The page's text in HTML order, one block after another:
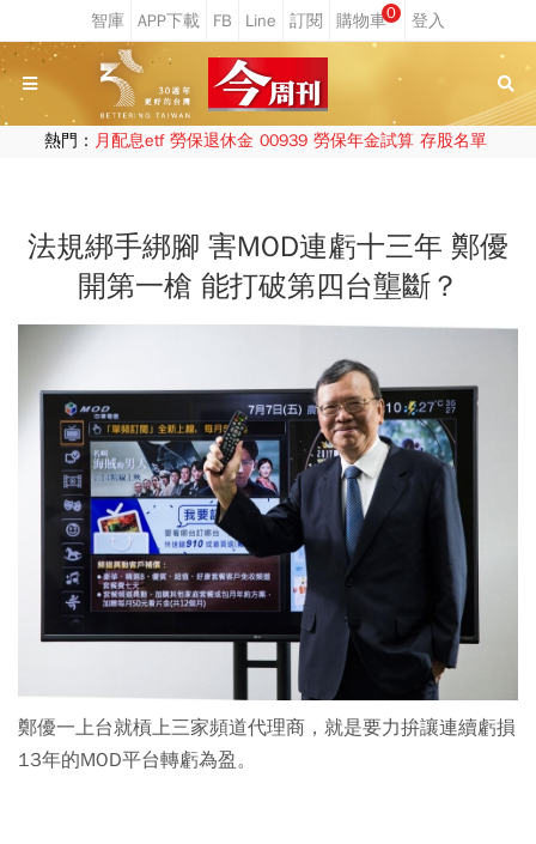
0
熱門： 月配息etf 勞保退休金 00939 勞保年金試算 存股名單
法規綁手綁腳 害MOD連虧十三年 鄭優
開第一槍 能打破第四台壟斷？
鄭優一上台就槓上三家頻道代理商，就是要力拚讓連續虧損
13年的MOD平台轉虧為盈。